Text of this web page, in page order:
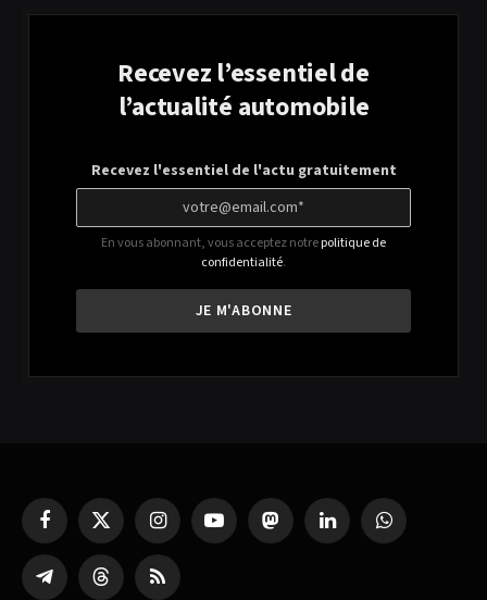
Recevez l’essentiel de
l’actualité automobile
Recevez l'essentiel de l'actu gratuitement
En vous abonnant, vous acceptez notrepolitique de
confidentialité.
FacebookX
(Twitter)
InstagramYouTube MastodonLinkedIn WhatsApp
Partager Threads RSS